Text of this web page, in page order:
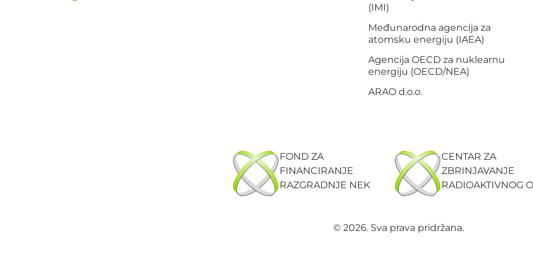
(IMI)
Međunarodna agencija za
atomsku energiju (IAEA)
Agencija OECD za nuklearnu
energiju (OECD/NEA)
ARAO d.o.o.
FOND ZA
FINANCIRANJE
RAZGRADNJE NEK
CENTAR ZA
ZBRINJAVANJE
RADIOAKTIVNOG
© 2026. Sva prava pridržana.